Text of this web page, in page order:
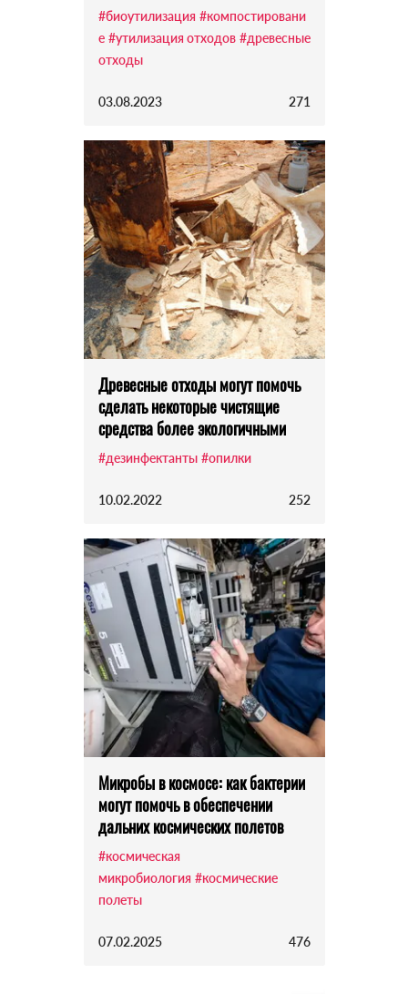
#биоутилизация #компостировани
е #утилизация отходов #древесные
отходы
03.08.2023 271
Древесные отходы могут помочь
сделать некоторые чистящие
средства более экологичными
#дезинфектанты #опилки
10.02.2022 252
Микробы в космосе: как бактерии
могут помочь в обеспечении
дальних космических полетов
#космическая
микробиология #космические
полеты
07.02.2025 476